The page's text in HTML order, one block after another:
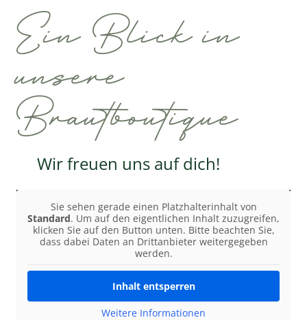
Ein Blick in
unsere
Brautboutique
Wir freuen uns auf dich!
Sie sehen gerade einen Platzhalterinhalt von
Standard. Um auf den eigentlichen Inhalt zuzugreifen,
klicken Sie auf den Button unten. Bitte beachten Sie,
dass dabei Daten an Drittanbieter weitergegeben
werden.
Inhalt entsperren
Weitere Informationen